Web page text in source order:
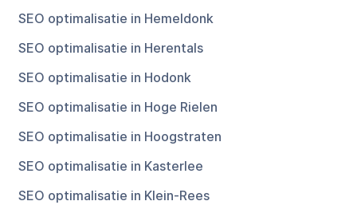
SEO optimalisatie in Hemeldonk
SEO optimalisatie in Herentals
SEO optimalisatie in Hodonk
SEO optimalisatie in Hoge Rielen
SEO optimalisatie in Hoogstraten
SEO optimalisatie in Kasterlee
SEO optimalisatie in Klein-Rees